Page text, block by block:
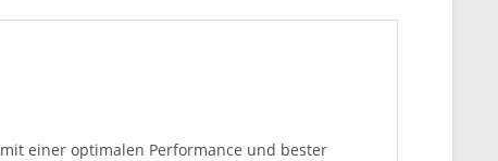
einer optimalen Performance und bester